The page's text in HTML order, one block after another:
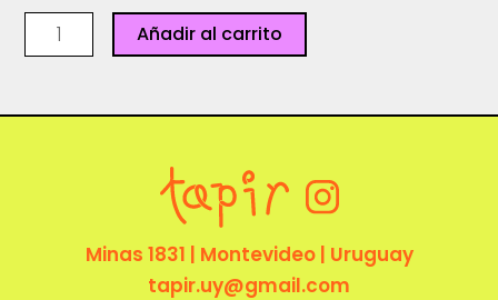
Cuaderno
rulo
Alabartola
Añadir al carrito
Minas 1831 | Montevideo | Uruguay
tapir.uy@gmail.com